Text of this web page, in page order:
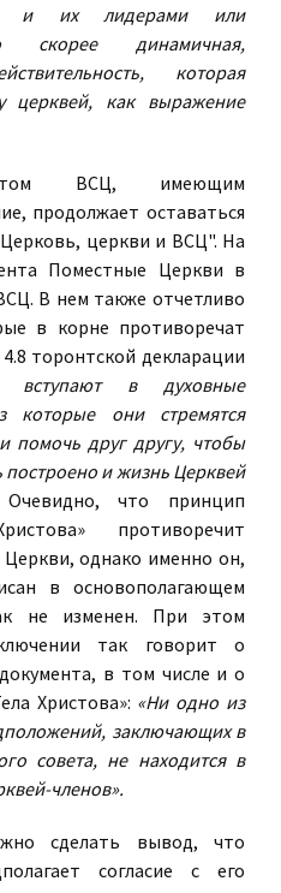
и их лидерами или
скорее динамичная,
которая
церквей, как выражение
ВСЦ, имеющим
продолжает оставаться
церкви и ВСЦ". На
Поместные Церкви в
В нем также отчетливо
в корне противоречат
торонтской декларации
вступают в духовные
которые они стремятся
помочь друг другу, чтобы
построено и жизнь Церквей
Очевидно, что принцип
противоречит
однако именно он,
в основополагающем
не изменен. При этом
так говорит о
в том числе и о
Христова»: «Ни одно из
заключающих в
совета, не находится в
членов».
сделать вывод, что
согласие с его